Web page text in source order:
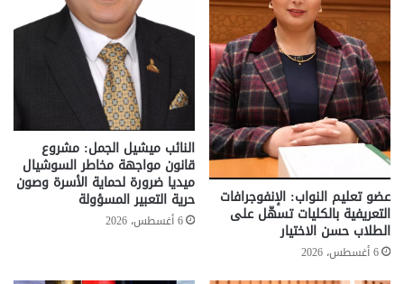
عضو تعليم النواب: الإنفوجرافات
التعريفية بالكليات تسهّل على
الطلاب حسن الاختيار
6 أغسطس، 2026
النائب ميشيل الجمل: مشروع
قانون مواجهة مخاطر السوشيال
ميديا ضرورة لحماية الأسرة وصون
حرية التعبير المسؤولة
6 أغسطس، 2026